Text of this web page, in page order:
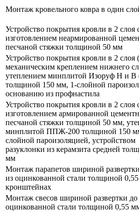
Монтаж кровельного ковра в один
Устройство покрытия кровли в 2 слоя
изготовлением неармированной
песчаной стяжки толщиной 50 мм
Устройство покрытия кровли в 2 слоя
механическим креплением нижнего
утеплением минплитой Изоруф Н и В
толщиной 150 мм, 1-слойной
основанию из профнастила
Устройство покрытия кровли в 2 слоя
изготовлением армированной
песчаной стяжки толщиной 50 мм,
минплитой ППЖ-200 толщиной 150
слойной пароизоляцией, устройством
разуклонки из керамзита средней
мм
Монтаж парапетов шириной
из оцинкованной стали толщиной
кронштейнах
Монтаж свесов шириной развертки
оцинкованной стали толщиной 0,55